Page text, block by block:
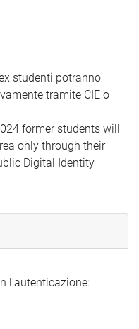
studenti potranno
tramite CIE o
former students will
only through their
Digital Identity
l'autenticazione: